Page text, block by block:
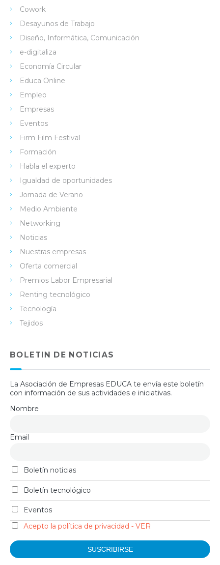
Cowork
Desayunos de Trabajo
Diseño, Informática, Comunicación
e-digitaliza
Economía Circular
Educa Online
Empleo
Empresas
Eventos
Firm Film Festival
Formación
Habla el experto
Igualdad de oportunidades
Jornada de Verano
Medio Ambiente
Networking
Noticias
Nuestras empresas
Oferta comercial
Premios Labor Empresarial
Renting tecnológico
Tecnología
Tejidos
BOLETIN DE NOTICIAS
La Asociación de Empresas EDUCA te envía este boletín
con información de sus actividades e iniciativas.
Nombre
Email
Boletín noticias
Boletín tecnológico
Eventos
Acepto la política de privacidad - VER